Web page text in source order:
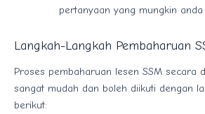
pertanyaan yang mungkin anda
Langkah-Langkah Pembaharuan
Proses pembaharuan lesen SSM secara
sangat mudah dan boleh diikuti dengan
berikut: